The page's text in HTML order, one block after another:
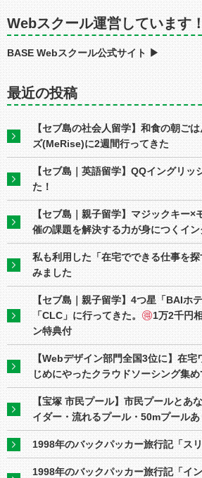
Webスクール運営しています！
BASE Webスクール公式サイト ▶︎
最近の投稿
【セブ島の社会人留学】和食の朝ご
ズ(MeRise)に2週間行ってきた
【セブ島｜英語留学】QQイングリッ
た！
【セブ島｜親子留学】マジックキー
催の課題を解決する力が身につくイ
私も利用した「在宅でできる仕事を
みました
【セブ島｜親子留学】4つ星「BAIホ
「CLC」に行ってきた。
1万2千円
ン特典付
【Webデザイン部門全国3位に】在
じめにやったクラウドソーシング集め
【宝塚 市民プール】市民プールとあ
イダー・流れるプール・50mプールあ
1998年のバックパッカー旅行記「スリ
1998年のバックパッカー旅行記「イ